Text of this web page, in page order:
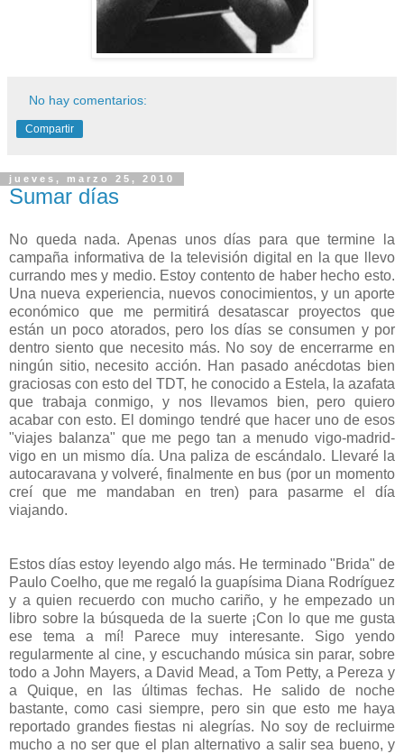
No hay comentarios:
Compartir
jueves, marzo 25, 2010
Sumar días
No queda nada. Apenas unos días para que termine la
campaña informativa de la televisión digital en la que llevo
currando mes y medio. Estoy contento de haber hecho esto.
Una nueva experiencia, nuevos conocimientos, y un aporte
económico que me permitirá desatascar proyectos que
están un poco atorados, pero los días se consumen y por
dentro siento que necesito más. No soy de encerrarme en
ningún sitio, necesito acción. Han pasado anécdotas bien
graciosas con esto del TDT, he conocido a Estela, la azafata
que trabaja conmigo, y nos llevamos bien, pero quiero
acabar con esto. El domingo tendré que hacer uno de esos
"viajes balanza" que me pego tan a menudo vigo-madrid-
vigo en un mismo día. Una paliza de escándalo. Llevaré la
autocaravana y volveré, finalmente en bus (por un momento
creí que me mandaban en tren) para pasarme el día
viajando.
Estos días estoy leyendo algo más. He terminado "Brida" de
Paulo Coelho, que me regaló la guapísima Diana Rodríguez
y a quien recuerdo con mucho cariño, y he empezado un
libro sobre la búsqueda de la suerte ¡Con lo que me gusta
ese tema a mí! Parece muy interesante. Sigo yendo
regularmente al cine, y escuchando música sin parar, sobre
todo a John Mayers, a David Mead, a Tom Petty, a Pereza y
a Quique, en las últimas fechas. He salido de noche
bastante, como casi siempre, pero sin que esto me haya
reportado grandes fiestas ni alegrías. No soy de recluirme
mucho a no ser que el plan alternativo a salir sea bueno, y